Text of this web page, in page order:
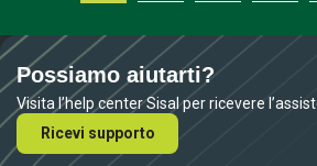
Possiamo aiutarti?
Visita l’help center Sisal per ricevere
Ricevi supporto